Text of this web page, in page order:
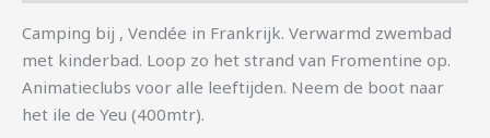
Camping bij , Vendée in Frankrijk. Verwarmd zwembad
met kinderbad. Loop zo het strand van Fromentine op.
Animatieclubs voor alle leeftijden. Neem de boot naar
het ile de Yeu (400mtr).